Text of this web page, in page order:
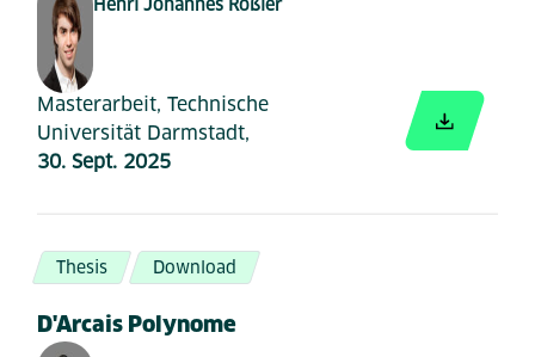
Henri Johannes Rößler
Masterarbeit, Technische
Universität Darmstadt,
30. Sept. 2025
Thesis Download
D'Arcais Polynome